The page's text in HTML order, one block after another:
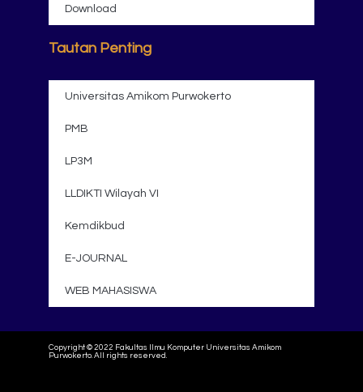
Download
Tautan Penting
Universitas Amikom Purwokerto
PMB
LP3M
LLDIKTI Wilayah VI
Kemdikbud
E-JOURNAL
WEB MAHASISWA
Copyright © 2022 Fakultas Ilmu Komputer Universitas Amikom
Purwokerto. All rights reserved.